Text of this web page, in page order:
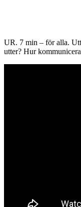
UR. 7 min – för alla.
utter? Hur